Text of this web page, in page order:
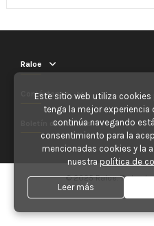
Raloe
Contáctenos
Boletín de noticias
© 2025 Raloe. Todos
Este sitio web utiliza cookies
tenga la mejor experiencia
continúa navegando
consentimiento para la
mencionadas cookies y la
nuestra política de
Leer más